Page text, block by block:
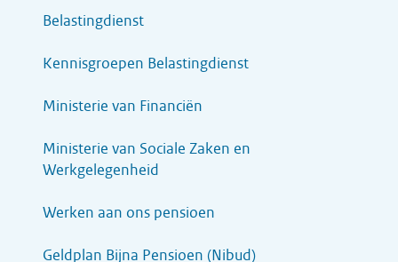
Belastingdienst
Kennisgroepen Belastingdienst
Ministerie van Financiën
Ministerie van Sociale Zaken en
Werkgelegenheid
Werken aan ons pensioen
Geldplan Bijna Pensioen (Nibud)